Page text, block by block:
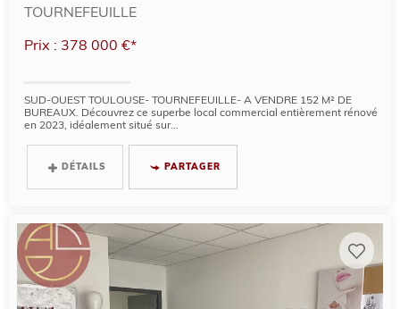
TOURNEFEUILLE
Prix : 378 000 €*
SUD-OUEST TOULOUSE- TOURNEFEUILLE- A VENDRE 152 M² DE
BUREAUX. Découvrez ce superbe local commercial entièrement rénové
en 2023, idéalement situé sur...
DÉTAILS PARTAGER